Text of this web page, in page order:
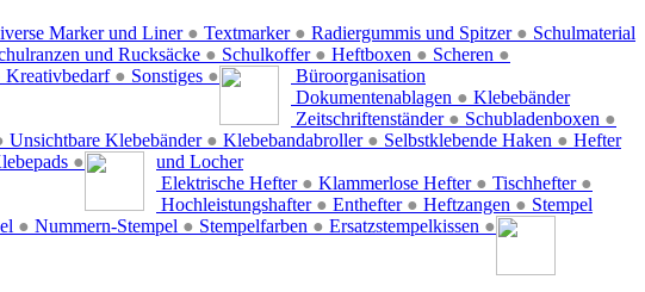
Marker und Liner ● Textmarker ● Radiergummis und Spitzer ● Schulmaterial
und Rucksäcke ● Schulkoffer ● Heftboxen ● Scheren ●
Kreativbedarf ● Sonstiges ●
Büroorganisation
Dokumentenablagen ●
Zeitschriftenständer ● Schubladenboxen ●
Klebebänder
Unsichtbare Klebebänder ● Klebebandabroller ● Selbstklebende Haken ●
●
Hefter
und Locher
Elektrische Hefter ● Klammerlose Hefter ● Tischhefter ●
Hochleistungshafter ● Enthefter ● Heftzangen ● Stempel
● Nummern-Stempel ● Stempelfarben ● Ersatzstempelkissen ●